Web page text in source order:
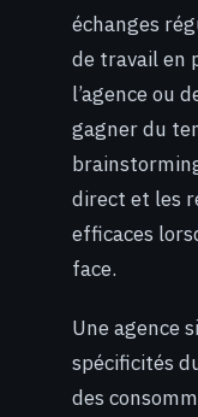
échanges
de travail en
l’agence ou
gagner du
direct et les
efficaces
face.
Une agence
spécificités
des